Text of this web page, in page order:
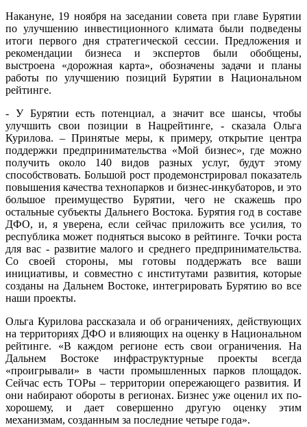
Накануне, 19 ноября на заседании совета при главе Бурятии
по улучшению инвестиционного климата были подведены
итоги первого дня стратегической сессии. Предложения и
рекомендации бизнеса и экспертов были обобщены,
выстроена «дорожная карта», обозначены задачи и планы
работы по улучшению позиций Бурятии в Национальном
рейтинге.
- У Бурятии есть потенциал, а значит все шансы, чтобы
улучшить свои позиции в Нацрейтинге, - сказала Ольга
Курилова. – Принятые меры, к примеру, открытие центра
поддержки предпринимательства «Мой бизнес», где можно
получить около 140 видов разных услуг, будут этому
способствовать. Большой рост продемонстрировал показатель
повышения качества технопарков и бизнес-инкубаторов, и это
большое преимущество Бурятии, чего не скажешь про
остальные субъекты Дальнего Востока. Бурятия год в составе
ДФО, и, я уверена, если сейчас приложить все усилия, то
республика может подняться высоко в рейтинге. Точки роста
для вас - развитие малого и среднего предпринимательства.
Со своей стороны, мы готовы поддержать все ваши
инициативы, и совместно с институтами развития, которые
созданы на Дальнем Востоке, интегрировать Бурятию во все
наши проекты.
Ольга Курилова рассказала и об ограничениях, действующих
на территориях ДФО и влияющих на оценку в Национальном
рейтинге. «В каждом регионе есть свои ограничения. На
Дальнем Востоке инфраструктурные проекты всегда
«проигрывали» в части промышленных парков площадок.
Сейчас есть ТОРы – территории опережающего развития. И
они набирают обороты в регионах. Бизнес уже оценил их по-
хорошему, и дает совершенно другую оценку этим
механизмам, созданным за последние четыре года».